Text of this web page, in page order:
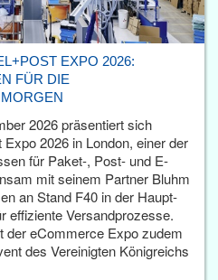
EXPO 2026:
FÜR DIE
2026 präsentiert sich
2026 in London, einer der
für Paket-, Post- und E-
mit seinem Partner Bluhm
an Stand F40 in der Haupt­
effiziente Versandprozesse.
der eCommerce Expo zudem
des Vereinigten Königreichs